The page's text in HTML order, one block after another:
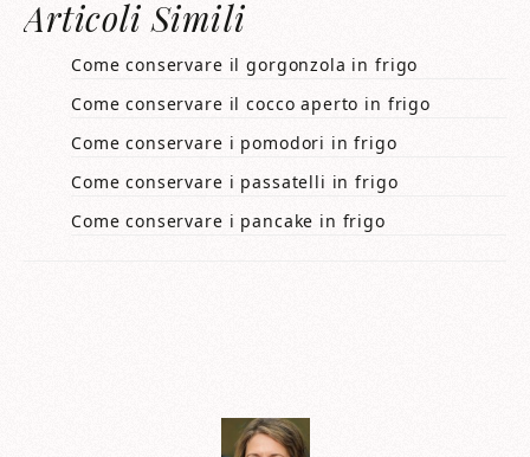
Articoli Simili
Come conservare il gorgonzola in frigo​​
Come conservare il cocco aperto in frigo​​
Come conservare i pomodori in frigo​​
Come conservare i passatelli in frigo​​
Come conservare i pancake in frigo​​